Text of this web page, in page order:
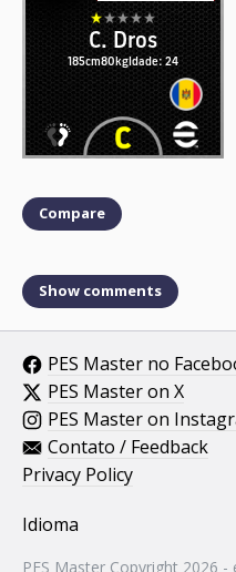
C. Dros
185cm80kgIdade: 24
Compare
Show comments
PES Master no
PES Master on X
PES Master on
Contato / Feedback
Privacy Policy
Idioma
PES Master Copyright 2026 -